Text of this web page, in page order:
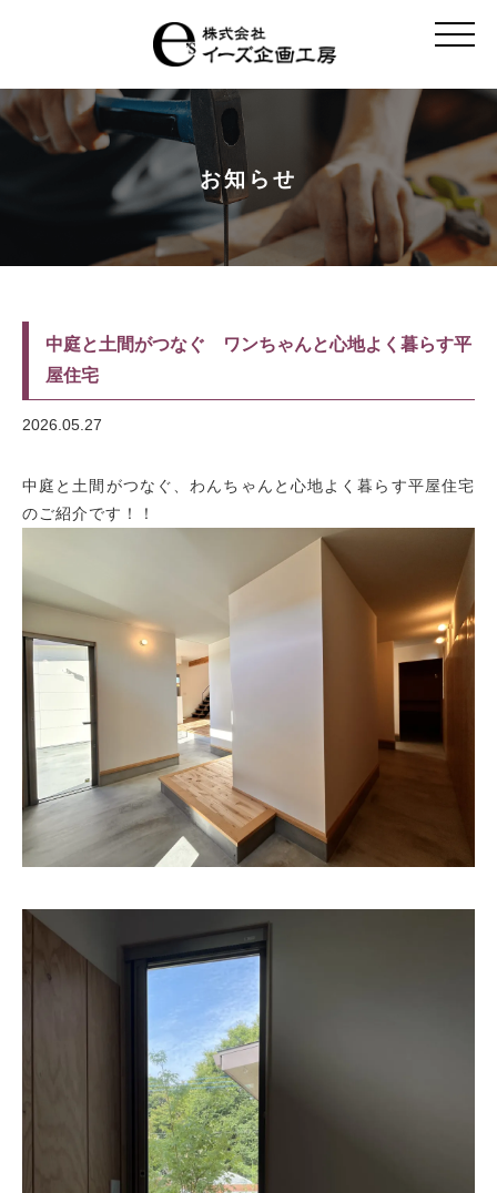
t
o
a
i
g
a
i
o
お知らせ
中庭と土間がつなぐ ワンちゃんと心地よく暮らす平
屋住宅
2026.05.27
中庭と土間がつなぐ、わんちゃんと心地よく暮らす平屋住宅
のご紹介です！！